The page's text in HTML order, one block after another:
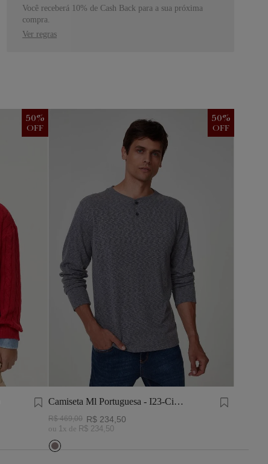
Você receberá 10% de Cash Back para a sua próxima
compra.
Ver regras
50%
OFF
Camiseta Ml Portuguesa - I23-Cinza
50%
OFF
R$ 469,00 R$ 234 50
ou 1 x de R$ 234 50